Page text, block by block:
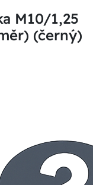
M10/1,25
(černý)